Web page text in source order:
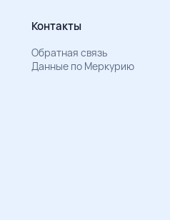
Контакты
Обратная связь
Данные по Меркурию